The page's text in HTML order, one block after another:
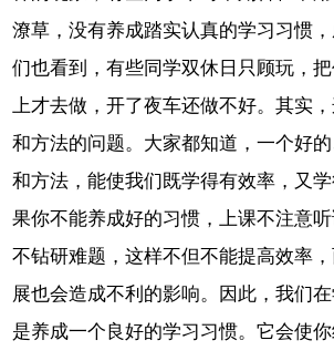
潦草，没有养成踏实认真的学习习惯
们也看到，有些同学双休日只顾玩，
上才去做，开了夜车还做不好。其实
和方法的问题。大家都知道，一个好
和方法，能使我们既学得有效率，又
果你不能养成好的习惯，上课不注意听
不钻研难题，这样不但不能提高效率
展也会造成不利的影响。因此，我们
是养成一个良好的学习习惯。它会使你